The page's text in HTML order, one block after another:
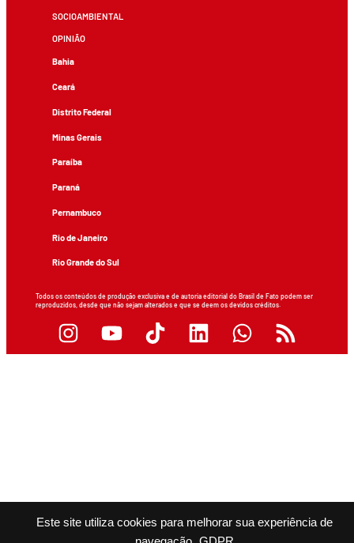
Este site utiliza cookies para melhorar sua experiência de
SOCIOAMBIENTAL
OPINIÃO
Bahia
Ceará
Distrito Federal
Minas Gerais
Paraíba
Paraná
Pernambuco
Rio de Janeiro
Rio Grande do Sul
Todos os conteúdos de produção exclusiva e de autoria editorial do Brasil de Fato podem ser
reproduzidos, desde que não sejam alterados e que se deem os devidos créditos.